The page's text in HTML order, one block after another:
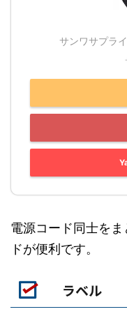
サンワサプラ
電源コード同士を
ドが便利です。
ラベル